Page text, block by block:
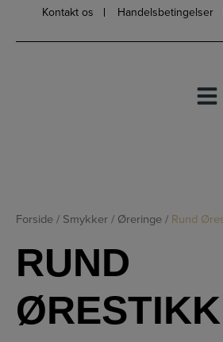
indholdet
Kontakt os Handelsbetingelser
Forside/ Smykker/ Øreringe/ Rund
RUND